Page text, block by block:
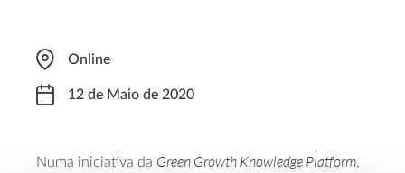
Online
12 de Maio de 2020
Numa iniciativa da Green Growth Knowledge Platform,